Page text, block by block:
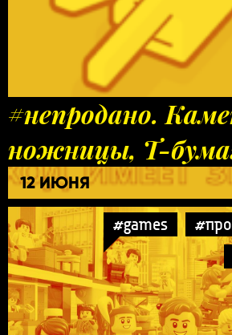
#непродано.
ножницы, Т-
12 ИЮНЯ
#games